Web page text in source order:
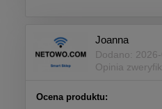
Joanna
Dodano:
Opinia
Ocena produktu: